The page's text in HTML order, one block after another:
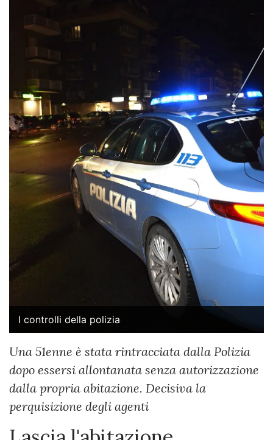
I controlli della polizia
Una 51enne è stata rintracciata dalla Polizia
dopo essersi allontanata senza autorizzazione
dalla propria abitazione. Decisiva la
perquisizione degli agenti